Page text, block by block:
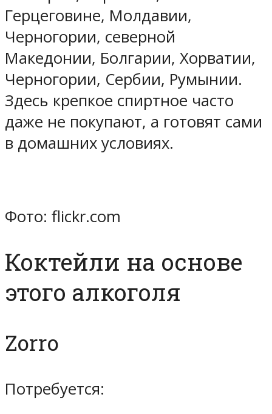
Герцеговине, Молдавии,
Черногории, северной
Македонии, Болгарии, Хорватии,
Черногории, Сербии, Румынии.
Здесь крепкое спиртное часто
даже не покупают, а готовят сами
в домашних условиях.
Фото: flickr.com
Коктейли на основе
этого алкоголя
Zorro
Потребуется: